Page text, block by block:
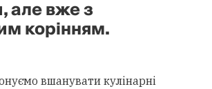
але вже з
корінням.
вшанувати кулінарні